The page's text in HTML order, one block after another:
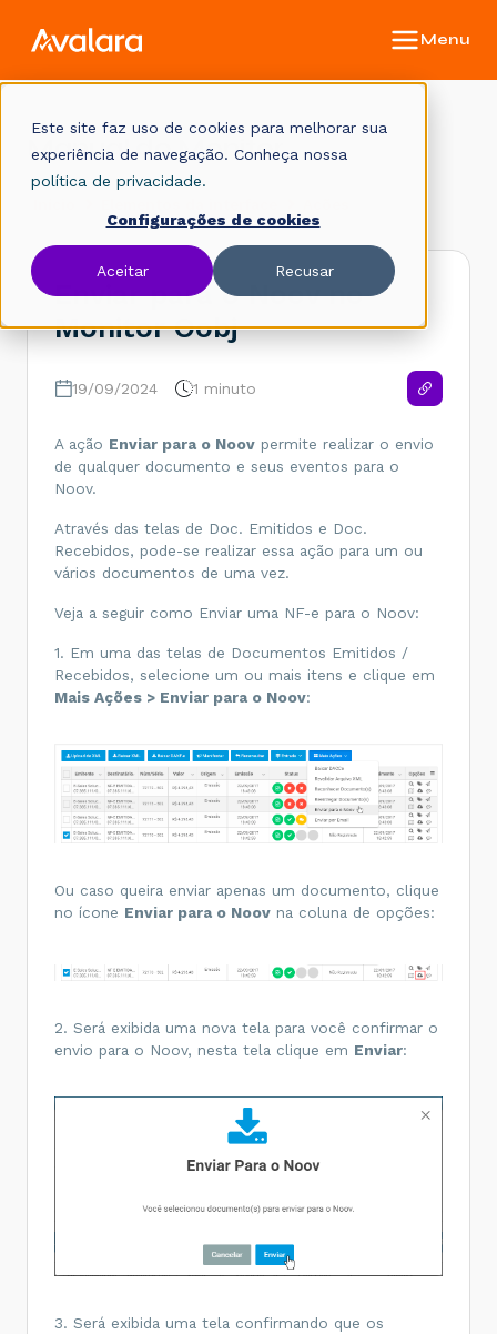
Este site faz uso de cookies para melhorar sua
experiência de navegação. Conheça nossa
política de privacidade.
Configurações de cookies
Aceitar Recusar
Manual do Monitor
Enviar para o Noov no
Monitor Oobj
19/09/2024 1 minuto
A ação Enviar para o Noov permite realizar o envio
de qualquer documento e seus eventos para o
Noov.
Através das telas de Doc. Emitidos e Doc.
Recebidos, pode-se realizar essa ação para um ou
vários documentos de uma vez.
Veja a seguir como Enviar uma NF-e para o Noov:
1. Em uma das telas de Documentos Emitidos /
Recebidos, selecione um ou mais itens e clique em
Mais Ações > Enviar para o Noov:
Ou caso queira enviar apenas um documento, clique
no ícone Enviar para o Noov na coluna de opções:
2. Será exibida uma nova tela para você confirmar o
envio para o Noov, nesta tela clique em Enviar:
3. Será exibida uma tela confirmando que os